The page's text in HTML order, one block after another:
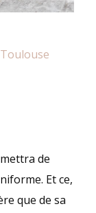
de
Et ce,
que de sa